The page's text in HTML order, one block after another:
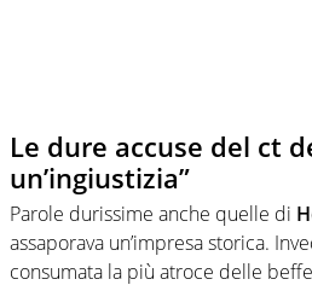
Le dure accuse del ct
un’ingiustizia”
Parole durissime anche quelle di
assaporava un’impresa storica.
consumata la più atroce delle